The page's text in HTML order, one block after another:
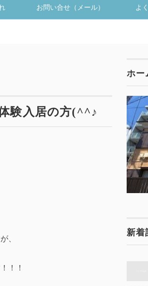
お問い合せ（メール） よ
験入居の方(^^♪
、
！！
ホー
新着